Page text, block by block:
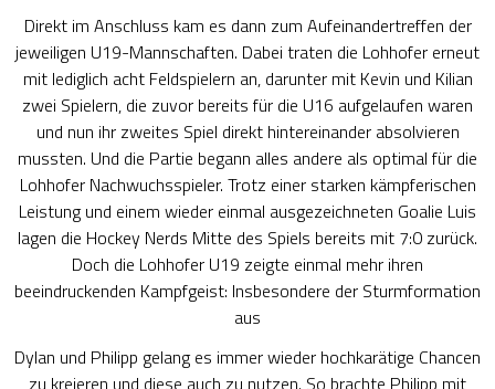
Direkt im Anschluss kam es dann zum Aufeinandertreffen der
jeweiligen U19-Mannschaften. Dabei traten die Lohhofer erneut
mit lediglich acht Feldspielern an, darunter mit Kevin und Kilian
zwei Spielern, die zuvor bereits für die U16 aufgelaufen waren
und nun ihr zweites Spiel direkt hintereinander absolvieren
mussten. Und die Partie begann alles andere als optimal für die
Lohhofer Nachwuchsspieler. Trotz einer starken kämpferischen
Leistung und einem wieder einmal ausgezeichneten Goalie Luis
lagen die Hockey Nerds Mitte des Spiels bereits mit 7:0 zurück.
Doch die Lohhofer U19 zeigte einmal mehr ihren
beeindruckenden Kampfgeist: Insbesondere der Sturmformation
aus
Dylan und Philipp gelang es immer wieder hochkarätige Chancen
zu kreieren und diese auch zu nutzen. So brachte Philipp mit